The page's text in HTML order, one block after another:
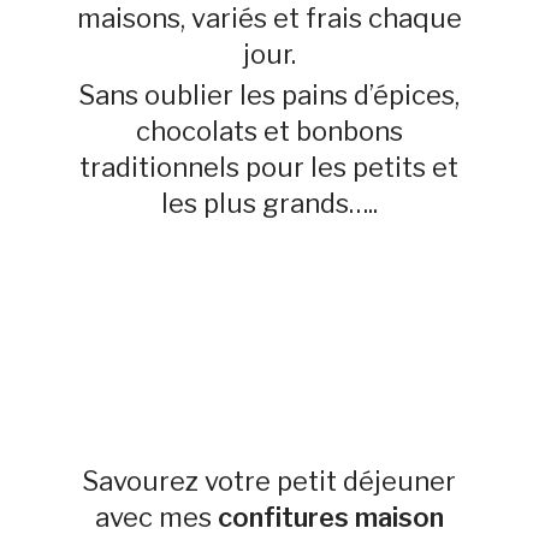
maisons, variés et frais chaque
jour.
Sans oublier les pains d’épices,
chocolats et bonbons
traditionnels pour les petits et
les plus grands…..
Savourez votre petit déjeuner
avec mes confitures maison